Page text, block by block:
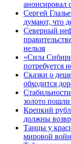
анонсировал
Сергей
думают, что
Северный
нельзя
«Сила
потребуется
Сказки о
обходится
золото
Крепкий
должны
Танцы у
мировой